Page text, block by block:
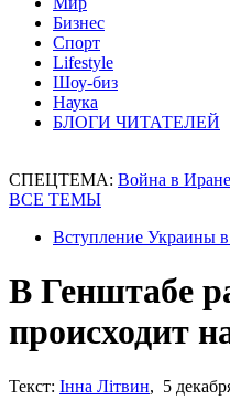
Бизнес
Спорт
Lifestyle
Шоу-биз
Наука
БЛОГИ ЧИТАТЕЛЕЙ
СПЕЦТЕМА: Война в Иране
ВСЕ ТЕМЫ
Вступление Украины
В Генштабе
происходит
Текст: Інна Літвин, 5